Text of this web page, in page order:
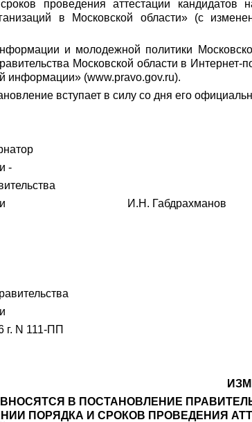
проведения аттестации
в Московской области» (с
и молодежной политики
Московской области в
информации» (www.pravo.gov.ru).
вступает в силу со дня его
-
И.Н. Габдрахманов
г. N 111-ПП
В ПОСТАНОВЛЕНИЕ
ПОРЯДКА И СРОКОВ ПРОВЕДЕНИЯ